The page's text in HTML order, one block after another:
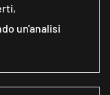
un'analisi